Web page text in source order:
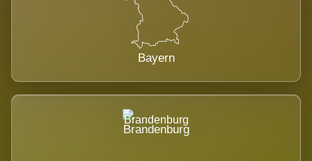
Bayern
Brandenburg